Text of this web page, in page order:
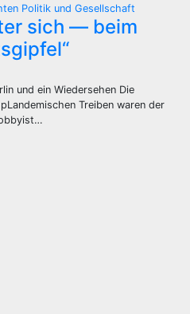
Politik und Gesellschaft
sich — beim
und ein Wiedersehen Die
Treiben waren der